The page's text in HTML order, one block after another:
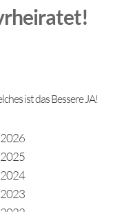
ist das Bessere JA!